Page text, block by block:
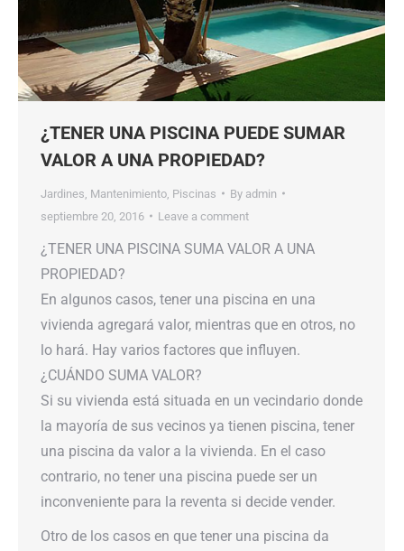
¿TENER UNA PISCINA PUEDE SUMAR
VALOR A UNA PROPIEDAD?
Jardines Mantenimiento Piscinas By admin
septiembre 20, 2016
Leave a comment
¿TENER UNA PISCINA SUMA VALOR A UNA
PROPIEDAD?
En algunos casos, tener una piscina en una
vivienda agregará valor, mientras que en otros, no
lo hará. Hay varios factores que influyen.
¿CUÁNDO SUMA VALOR?
Si su vivienda está situada en un vecindario donde
la mayoría de sus vecinos ya tienen piscina, tener
una piscina da valor a la vivienda. En el caso
contrario, no tener una piscina puede ser un
inconveniente para la reventa si decide vender.
Otro de los casos en que tener una piscina da